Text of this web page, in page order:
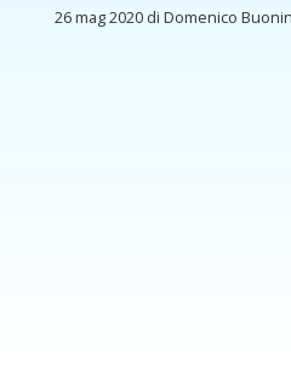
26 mag 2020 di Domenico